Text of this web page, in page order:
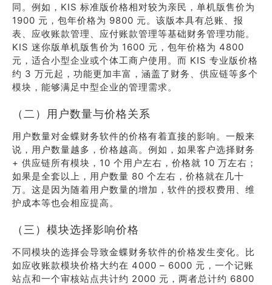
同。例如，KIS 标准版价格相对较为亲民，单机版售价为
1900 元，包年价格为 9800 元。该版本具有总账、报
表、应收账款管理、应付账款管理等基础财务管理功能。
KIS 迷你版单机版售价为 1600 元，包年价格为 4800
元，适合小型企业或个体工商户使用。而 KIS 专业版价格
约 3 万元起，功能更加丰富，涵盖了财务、供应链等多个
模块，能够满足中型企业的管理需求。
（二）用户数量与价格关系
用户数量对金蝶财务软件的价格有着直接的影响。一般来
说，用户数量越多，价格越高。例如，如果客户选择财务
+ 供应链所有模块，10 个用户左右，价格就 10 万左右；
如果是全套以上，用户数量 80 个左右，价格就在几十
万。这是因为随着用户数量的增加，软件的授权费用、维
护成本等也会相应提高。
（三）模块选择影响价格
不同模块的选择会导致金蝶财务软件的价格发生变化。比
如应收账款模块价格大约在 4000 – 6000 元，一个记账
站点和一个审核站点共计约 2000 元，两者总计约 6800